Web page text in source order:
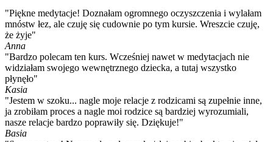
"Piękne medytacje! Doznałam ogromnego oczyszczenia i wylałam
mnóstw łez, ale czuję się cudownie po tym kursie. Wreszcie czuję,
że żyje"
Anna
"Bardzo polecam ten kurs. Wcześniej nawet w medytacjach nie
widziałam swojego wewnętrznego dziecka, a tutaj wszystko
płynęło"
Kasia
"Jestem w szoku... nagle moje relacje z rodzicami są zupełnie inne,
ja zrobiłam proces a nagle moi rodzice są bardziej wyrozumiali,
nasze relacje bardzo poprawiły się. Dziękuje!"
Basia